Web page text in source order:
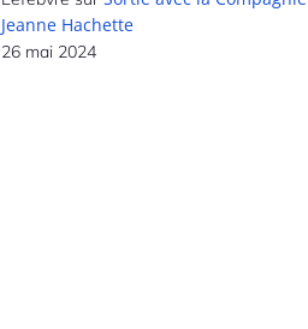
Jeanne Hachette
26 mai 2024